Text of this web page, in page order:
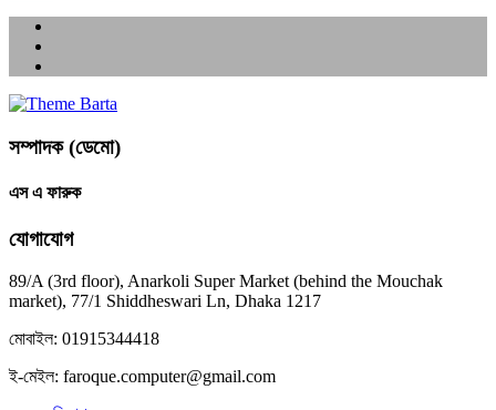
সম্পাদক (ডেমো)
এস এ ফারুক
যোগাযোগ
89/A (3rd floor), Anarkoli Super Market (behind the Mouchak
market), 77/1 Shiddheswari Ln, Dhaka 1217
মোবাইল: 01915344418
ই-মেইল: faroque.computer@gmail.com